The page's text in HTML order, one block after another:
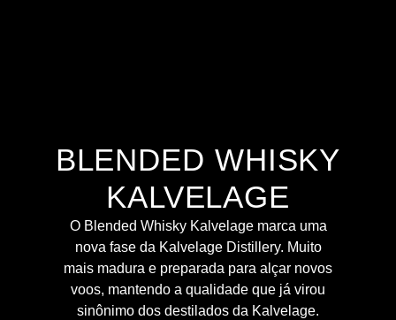
BLENDED WHISKY
KALVELAGE
O Blended Whisky Kalvelage marca uma
nova fase da Kalvelage Distillery. Muito
mais madura e preparada para alçar novos
voos, mantendo a qualidade que já virou
sinônimo dos destilados da Kalvelage.